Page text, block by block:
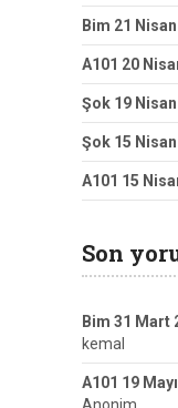
Bim 21
A101 20
Şok 19
Şok 15
A101 15
Son
Bim 31 Mart
kemal
A101 19